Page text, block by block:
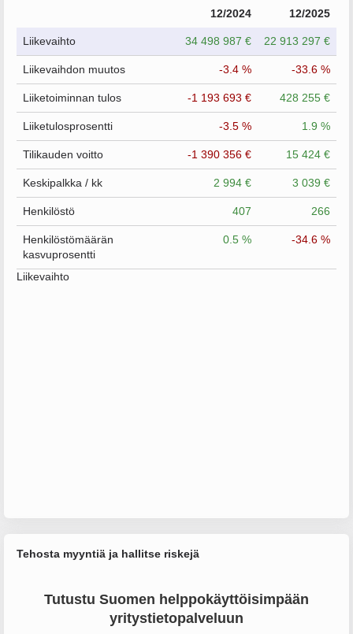
12/2024 12/2025
Liikevaihto 34 498 987 € 22 913 297 €
Liikevaihdon muutos -3.4 % -33.6 %
Liiketoiminnan tulos -1 193 693 € 428 255 €
Liiketulosprosentti -3.5 % 1.9 %
Tilikauden voitto -1 390 356 € 15 424 €
Keskipalkka / kk 2 994 € 3 039 €
Henkilöstö 407 266
Henkilöstömäärän
kasvuprosentti
0.5 % -34.6 %
Liikevaihto
Tehosta myyntiä ja hallitse riskejä
Tutustu Suomen helppokäyttöisimpään
yritystietopalveluun